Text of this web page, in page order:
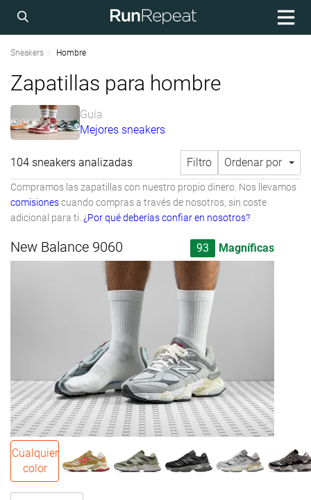
Sneakers Hombre
Zapatillas para hombre
Guía
Mejores sneakers
104 sneakers analizadas Filtro Ordenar por
Compramos las zapatillas con nuestro propio dinero. Nos llevamos
comisionescuando compras a través de nosotros, sin coste
adicional para ti. ¿Por qué deberías confiar en nosotros?
New Balance 9060 93 Magníficas
Cualquier
color